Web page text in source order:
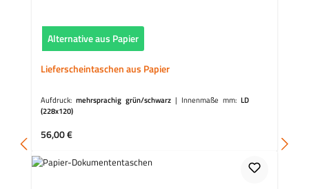
Alternative aus Papier
Lieferscheintaschen aus Papier
Aufdruck: mehrsprachig grün/schwarz | Innenmaße mm: LD
(228x120)
Regulärer Preis:
56,00 €